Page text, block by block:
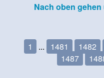
Nach oben
1 ... 1481 1482
1487